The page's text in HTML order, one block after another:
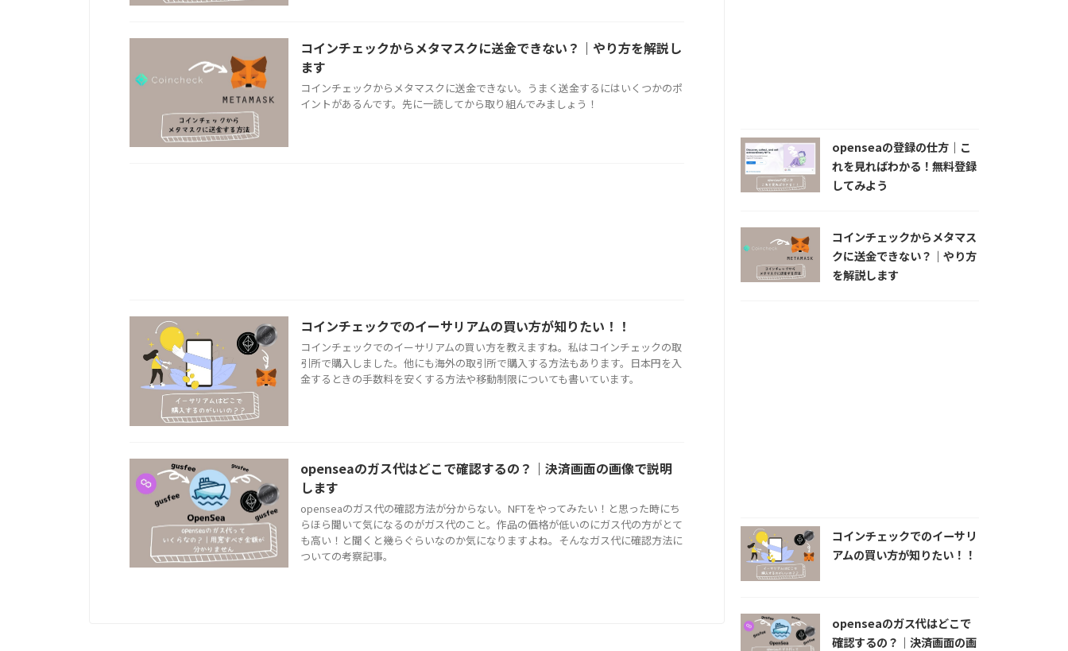
コインチェックからメタマスクに送金できない？｜やり方を解説し
ます
コインチェックからメタマスクに送金できない。うまく送金するにはいくつかのポ
イントがあるんです。先に一読してから取り組んでみましょう！
コインチェックでのイーサリアムの買い方が知りたい！！
コインチェックでのイーサリアムの買い方を教えますね。私はコインチェックの取
引所で購入しました。他にも海外の取引所で購入する方法もあります。日本円を入
金するときの手数料を安くする方法や移動制限についても書いています。
openseaのガス代はどこで確認するの？｜決済画面の画像で説明
します
openseaのガス代の確認方法が分からない。NFTをやってみたい！と思った時にち
らほら聞いて気になるのがガス代のこと。作品の価格が低いのにガス代の方がとて
も高い！と聞くと幾らぐらいなのか気になりますよね。そんなガス代に確認方法に
ついての考察記事。
openseaの登録の仕方｜こ
れを見ればわかる！無料登録
してみよう
コインチェックからメタマス
クに送金できない？｜やり方
を解説します
コインチェックでのイーサリ
アムの買い方が知りたい！！
openseaのガス代はどこで
確認するの？｜決済画面の画